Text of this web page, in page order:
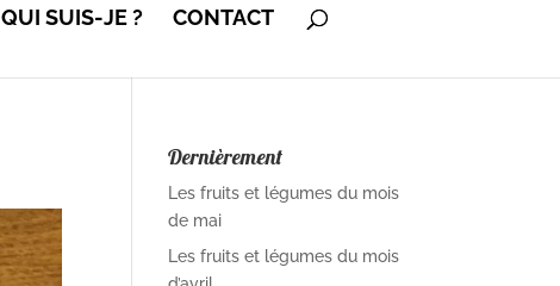
QUI SUIS-JE ? CONTACT
Dernièrement
Les fruits et légumes du mois
de mai
Les fruits et légumes du mois